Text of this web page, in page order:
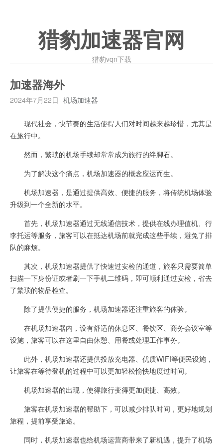
猎豹加速器官网
猎豹vqn下载
加速器海外
2024年7月22日 机场加速器
现代社会，快节奏的生活使得人们对时间越来越珍惜，尤其是
在旅行中。
然而，繁琐的机场手续却常常成为旅行的绊脚石。
为了解决这个痛点，机场加速器的概念应运而生。
机场加速器，是通过提供高效、便捷的服务，将传统机场体验
升级到一个全新的水平。
首先，机场加速器通过无线通信技术，提供在线办理值机、行
李托运等服务，旅客可以在抵达机场前就完成这些手续，避免了排
队的麻烦。
其次，机场加速器提供了快速过安检的通道，旅客只需要简单
扫描一下身份证或者刷一下手机二维码，即可顺利通过安检，省去
了繁琐的物品检查。
除了提供便捷的服务，机场加速器还注重旅客的体验。
在机场加速器内，设有舒适的休息区、餐饮区、商务会议室等
设施，旅客可以在这里自由休憩、用餐或处理工作事务。
此外，机场加速器还提供投放充电器、优质WIFI等便民设施，
让旅客在等待登机的过程中可以更加轻松愉快地度过时间。
机场加速器的出现，使得旅行变得更加便捷、高效。
旅客在机场加速器的帮助下，可以减少排队时间，更好地规划
旅程，提前享受旅途。
同时，机场加速器也给机场运营商带来了新机遇，提升了机场